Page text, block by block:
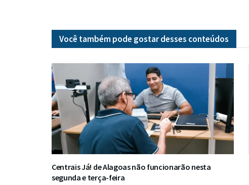
Você também pode gostar desses conteúdos
Centrais Já! de Alagoas não funcionarão nesta
segunda e terça-feira